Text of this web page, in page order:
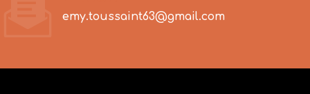
emy.toussaint63@gmail.com